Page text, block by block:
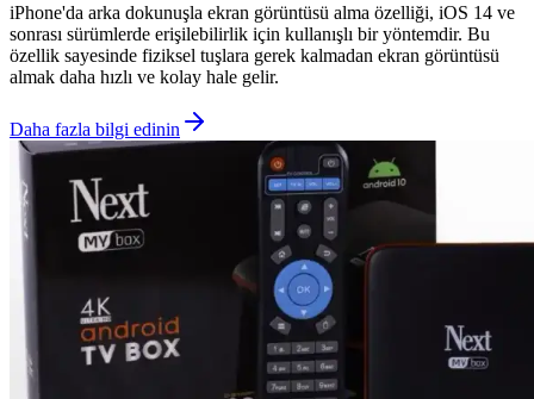
iPhone'da arka dokunuşla ekran görüntüsü alma özelliği, iOS 14 ve
sonrası sürümlerde erişilebilirlik için kullanışlı bir yöntemdir. Bu
özellik sayesinde fiziksel tuşlara gerek kalmadan ekran görüntüsü
almak daha hızlı ve kolay hale gelir.
Daha fazla bilgi edinin